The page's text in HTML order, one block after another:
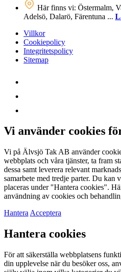
Här finns vi: Östermalm,
Adelsö, Dalarö, Färentuna ...
Villkor
Cookiepolicy
Integritetspolicy
Sitemap
Vi använder cookies
Vi på Älvsjö Tak AB använder
webbplats och våra tjänster, ta fram
dessa samt leverera relevant
samarbete med tredje parter. Du kan
placeras under "Hantera cookies".
användning av cookies och
Hantera Acceptera
Hantera cookies
För att säkerställa webbplatsens
din upplevelse när du besöker oss,